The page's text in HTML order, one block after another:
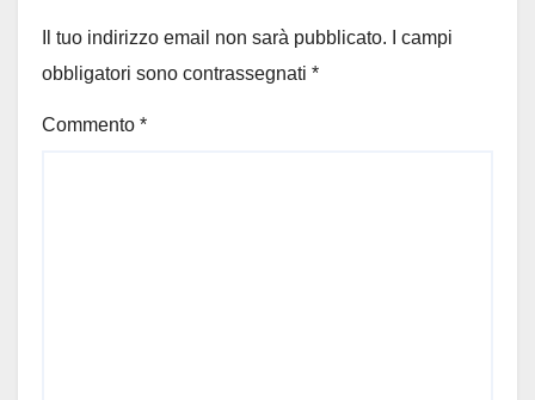
Il tuo indirizzo email non sarà pubblicato.
I campi
obbligatori sono contrassegnati *
Commento *